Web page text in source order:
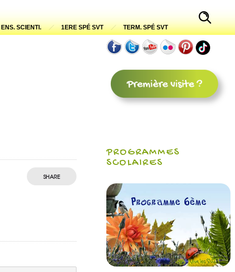
ENS. SCIENTI. 1ERE SPÉ SVT TERM. SPÉ SVT
SHARE
PROGRAMMES
SCOLAIRES